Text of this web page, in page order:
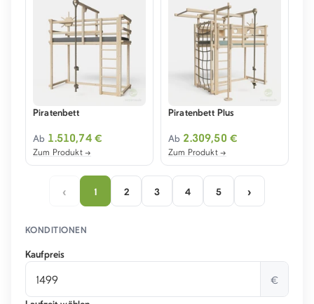
Piratenbett
Ab 1.510,74 €
Zum Produkt →
Piratenbett Plus
Ab 2.309,50 €
Zum Produkt →
‹ 1 2 3 4 5 ›
KONDITIONEN
Kaufpreis
€